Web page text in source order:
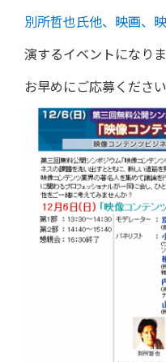
別所哲也氏他、映画、
演するイベントになり
お早めにご応募ください